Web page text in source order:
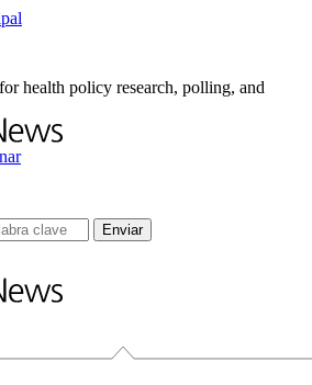
health policy research, polling, and